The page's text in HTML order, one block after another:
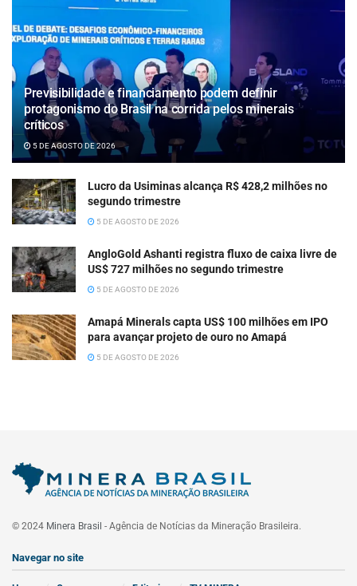
Previsibilidade e financiamento podem definir
protagonismo do Brasil na corrida pelos minerais
críticos
5 DE AGOSTO DE 2026
Lucro da Usiminas alcança R$ 428,2 milhões no
segundo trimestre
5 DE AGOSTO DE 2026
AngloGold Ashanti registra fluxo de caixa livre de
US$ 727 milhões no segundo trimestre
5 DE AGOSTO DE 2026
Amapá Minerals capta US$ 100 milhões em IPO
para avançar projeto de ouro no Amapá
5 DE AGOSTO DE 2026
© 2024 Minera Brasil - Agência de Notícias da Mineração Brasileira.
Navegar no site